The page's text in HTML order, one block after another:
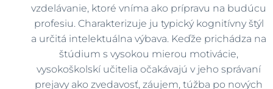
vzdelávanie, ktoré vníma ako prípravu na budúcu
profesiu. Charakterizuje ju typický kognitívny štýl
a určitá intelektuálna výbava. Keďže prichádza na
štúdium s vysokou mierou motivácie,
vysokoškolskí učitelia očakávajú v jeho správaní
prejavy ako zvedavosť, záujem, túžba po nových